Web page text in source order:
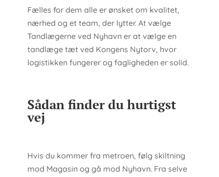
Fælles for dem alle er ønsket om kvalitet,
nærhed og et team, der lytter. At vælge
Tandlægerne ved Nyhavn er at vælge en
tandlæge tæt ved Kongens Nytorv, hvor
logistikken fungerer og fagligheden er solid.
Sådan finder du hurtigst
vej
Hvis du kommer fra metroen, følg skiltning
mod Magasin og gå mod Nyhavn. Fra selve